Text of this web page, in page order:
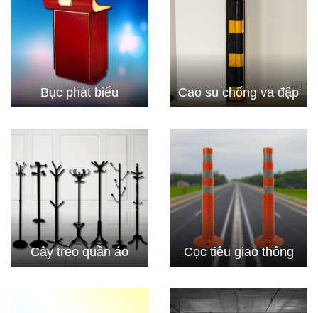
Bục phát biểu Cao su chống va đập
Cây treo quần áo Cọc tiêu giao thông